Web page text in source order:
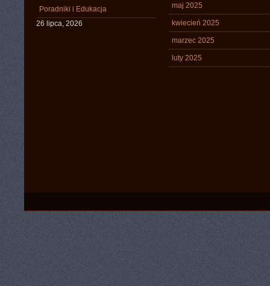
Poradniki i Edukacja
26 lipca, 2026
maj 2025
kwiecień 2025
marzec 2025
luty 2025